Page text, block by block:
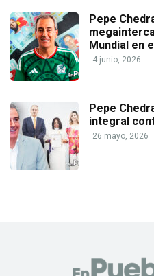
Pepe
Mundial en
4 junio, 2026
Pepe
integral
26 mayo, 2026